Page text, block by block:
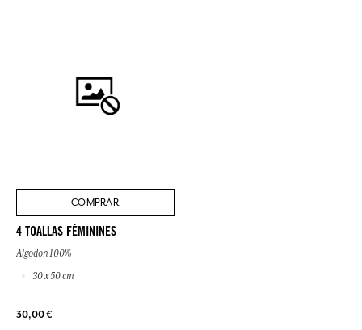
COMPRAR
4 TOALLAS FÉMININES
Algodon 100%
30 x 50 cm
30,00 €